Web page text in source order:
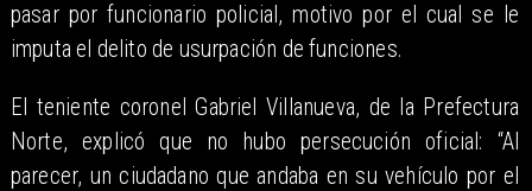
pasar por funcionario policial, motivo por el cual se le
imputa el delito de usurpación de funciones.
El teniente coronel Gabriel Villanueva, de la Prefectura
Norte, explicó que no hubo persecución oficial: “Al
parecer, un ciudadano que andaba en su vehículo por el